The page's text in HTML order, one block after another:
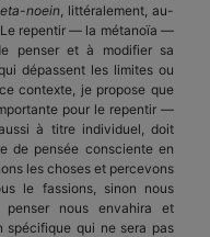
noein , littéralement, au-
Le repentir — la métanoïa —
penser et à modifier sa
dépassent les limites ou
contexte, je propose que
pour le repentir —
à titre individuel, doit
de pensée consciente en
les choses et percevons
le fassions, sinon nous
penser nous envahira et
spécifique qui ne sera pas